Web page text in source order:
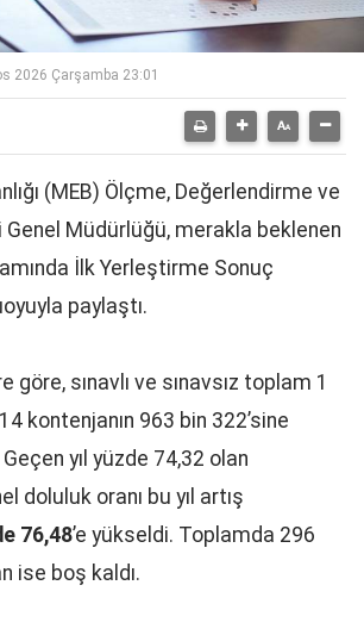
2026 Çarşamba 23:01
(MEB) Ölçme, Değerlendirme ve
Genel Müdürlüğü, merakla beklenen
İlk Yerleştirme Sonuç
paylaştı.
göre, sınavlı ve sınavsız toplam 1
kontenjanın 963 bin 322’sine
yıl yüzde 74,32 olan
doluluk oranı bu yıl artış
76,48’e yükseldi. Toplamda 296
ise boş kaldı.